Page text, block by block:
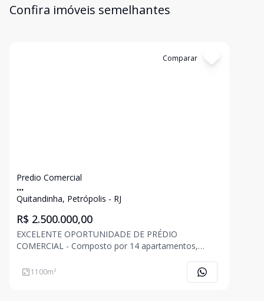
Confira imóveis semelhantes
Comparar
Predio Comercial
...
Quitandinha, Petrópolis - RJ
R$ 2.500.000,00
EXCELENTE OPORTUNIDADE DE PRÉDIO
COMERCIAL - Composto por 14 apartamentos,
apartamentos de 1 quarto.
1100m²